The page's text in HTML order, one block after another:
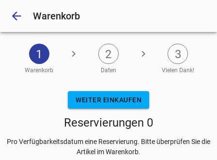
arrow_back Warenkorb
1
Warenkorb
chevron_right 2
Daten
chevron_right 3
Vielen Dank!
WEITER EINKAUFEN
Reservierungen 0
Pro Verfügbarkeitsdatum eine Reservierung. Bitte überprüfen Sie die
Artikel im Warenkorb.